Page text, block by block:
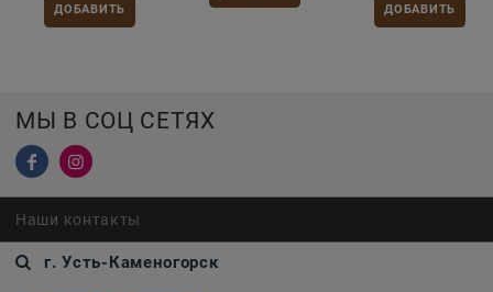
ДОБАВИТЬ ДОБАВИТЬ
МЫ В СОЦ СЕТЯХ
Наши контакты
г. Усть-Каменогорск